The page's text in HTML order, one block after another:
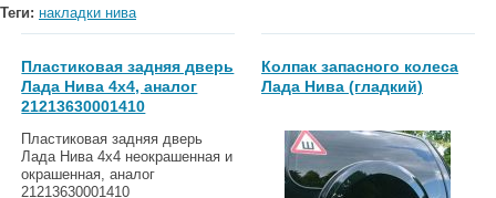
Теги: накладки нива
Пластиковая задняя дверь
Лада Нива 4х4, аналог
21213630001410
Пластиковая задняя дверь
Лада Нива 4х4 неокрашенная и
окрашенная, аналог
21213630001410
Колпак запасного колеса
Лада Нива (гладкий)